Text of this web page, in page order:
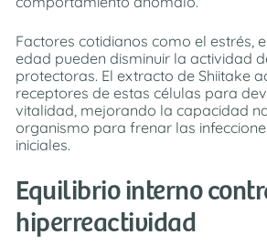
Factores cotidianos como el estrés,
edad pueden disminuir la actividad
protectoras. El extracto de Shiitake
receptores de estas células para
vitalidad, mejorando la capacidad
organismo para frenar las
iniciales.
Equilibrio interno
hiperreactividad